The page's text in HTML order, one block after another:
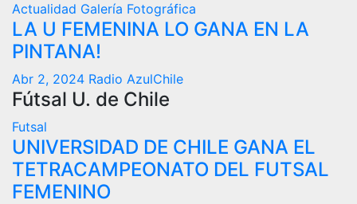
Actualidad Galería Fotográfica
LA U FEMENINA LO GANA EN LA
PINTANA!
Abr 2, 2024 Radio AzulChile
Fútsal U. de Chile
Futsal
UNIVERSIDAD DE CHILE GANA EL
TETRACAMPEONATO DEL FUTSAL
FEMENINO